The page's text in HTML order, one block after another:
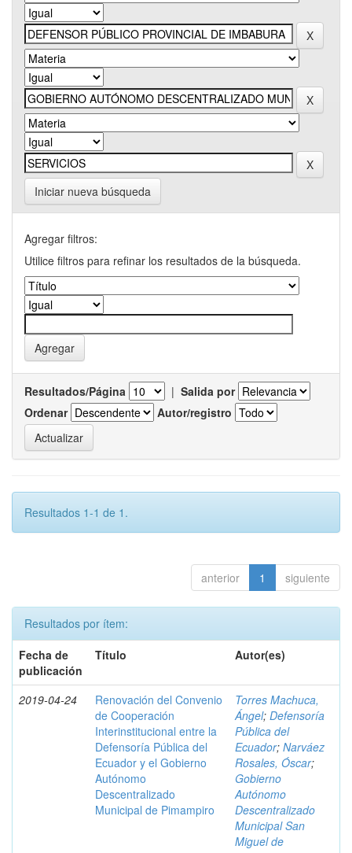
Iniciar nueva búsqueda
Agregar filtros:
Utilice filtros para refinar los resultados de la búsqueda.
Resultados/Página | Salida por
Ordenar
Autor/registro
Resultados 1-1 de 1.
anterior 1 siguiente
Resultados por ítem:
Fecha de
publicación
Título Autor(es)
2019-04-24
Renovación del Convenio
de Cooperación
Interinstitucional entre la
Defensoría Pública del
Ecuador y el Gobierno
Autónomo
Descentralizado
Municipal de Pimampiro
Torres Machuca,
Ángel; Defensoría
Pública del
Ecuador; Narváez
Rosales, Óscar;
Gobierno
Autónomo
Descentralizado
Municipal San
Miguel de